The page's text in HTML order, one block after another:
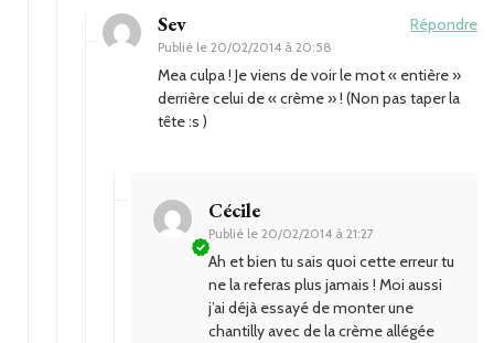
Sev
Publié le 20/02/2014 à 20:58
Répondre
Mea culpa ! Je viens de voir le mot « entière »
derrière celui de « crème » ! (Non pas taper la
tête :s )
Cécile
Publié le 20/02/2014 à 21:27
Ah et bien tu sais quoi cette erreur tu
ne la referas plus jamais ! Moi aussi
j’ai déjà essayé de monter une
chantilly avec de la crème allégée